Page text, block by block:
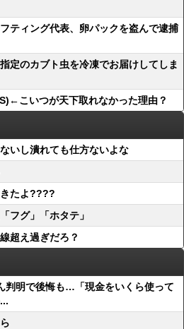
ティング代表、卵パックを盗んで逮捕
定のカブト虫を冷凍でお届けしてしま
こいつが天下取れなかった理由？
いし潰れても仕方ないよな
きたよ????
フグ」「ホタテ」
超え過ぎだろ？
判明で後悔も…「現金をいくら使って